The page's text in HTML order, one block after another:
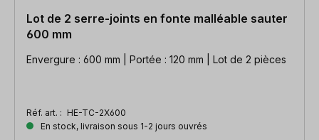
Lot de 2 serre-joints en fonte malléable sauter
600 mm
Envergure : 600 mm | Portée : 120 mm | Lot de 2 pièces
Réf. art. : HE-TC-2X600
En stock, livraison sous 1-2 jours ouvrés